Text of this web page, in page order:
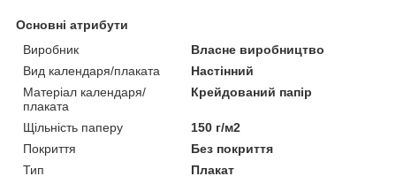
Основні атрибути
Виробник
Власне виробництво
Вид календаря/плаката
Настінний
Матеріал календаря/
плаката
Крейдований папір
Щільність паперу
150 г/м2
Покриття
Без покриття
Тип
Плакат